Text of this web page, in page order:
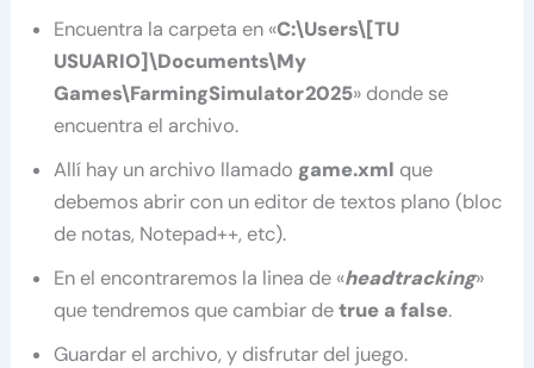
Encuentra la carpeta en «C:\Users\[TU
USUARIO]\Documents\My
Games\FarmingSimulator2025» donde se
encuentra el archivo.
Allí hay un archivo llamado game.xml que
debemos abrir con un editor de textos plano (bloc
de notas, Notepad++, etc).
En el encontraremos la linea de «headtracking»
que tendremos que cambiar detrue a false.
Guardar el archivo, y disfrutar del juego.